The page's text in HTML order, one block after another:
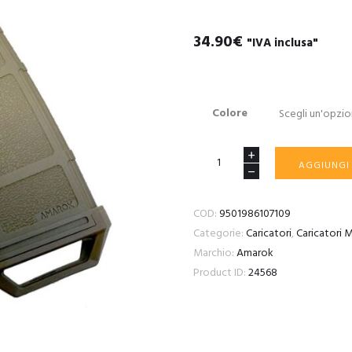
34.90€ "IVA inclusa"
Colore
AMAROK
Fast
Feed
Mid
Cap
AGGIUNGI
COD: 9501986107109
Categorie:Caricatori,Caricatori
Marchio:Amarok
Product ID:24568